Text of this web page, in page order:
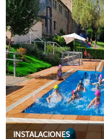
INSTALACIONES